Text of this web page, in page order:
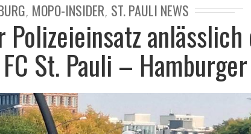
, MOPO-INSIDER, ST. PAULI NEWS
anlässlich
St. Pauli –